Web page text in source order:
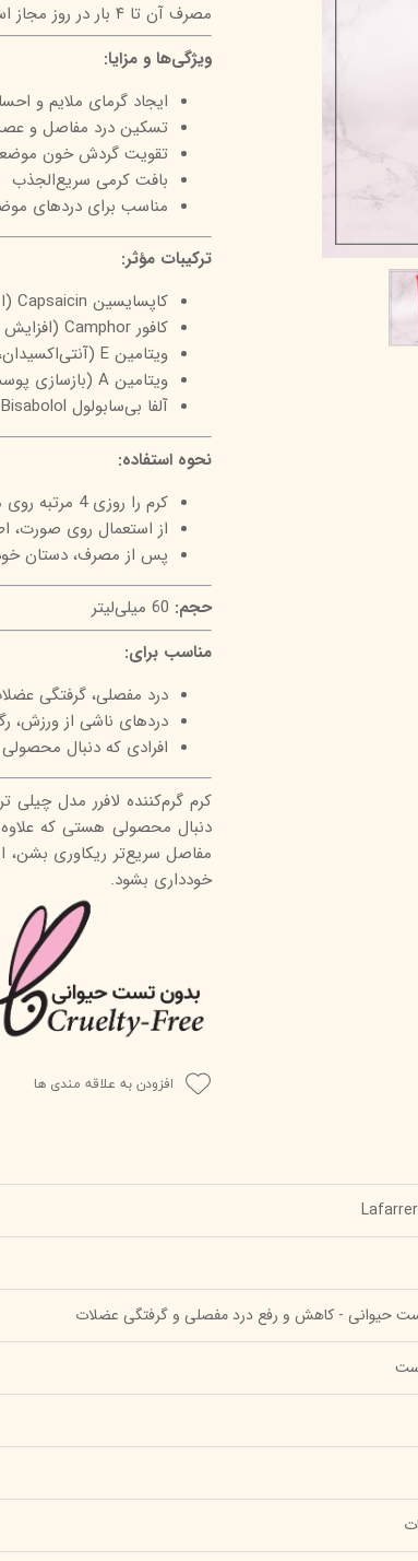
میکاپ رز
شال کوین
سون کوئین
مصرف آن تا ۴ بار در روز مجاز است.
ویژگی‌ها و مزایا:
ایجاد گرمای ملایم و
تسکین درد مفاصل و
تقویت گردش خون
بافت کرمی سریع‌الجذب
مناسب برای دردهای
ترکیبات مؤثر:
کاپسایسین Capsaicin (ایجاد گرمای موضعی، کاهش درد، تسکین ناراحتی عصبی)
کافور Camphor (افزایش گردش خون، تسکین درد، احساس خنکی پس از گرما)
ویتامین E (آنتی‌اکسیدان، کمک به ترمیم پوست، محافظت در برابر آسیب محیطی)
ویتامین A (بازسازی پوست، حفظ سلامت سلول‌ها)
آلفا بی‌سابولول Alpha Bisabolol (کاهش التهاب، آرام‌بخش پوست تحریک‌شده)
نحوه استفاده:
کرم را روزی 4 مرتبه روی موضع مورد نظر استفاده کنید.
از استعمال روی صورت،
پس از مصرف، دستان
حجم: 60 میلی‌لیتر
مناسب برای:
درد مفصلی، گرفتگی
دردهای ناشی از ورزش،
افرادی که دنبال
کرم گرم‌کننده لافرر مدل
دنبال محصولی هستی که
مفاصل سریع‌تر ریکاوری بشن،
خودداری بشود.
افزودن به علاقه مندی ها
حیوانی - کاهش و رفع درد مفصلی و گرفتگی عضلات